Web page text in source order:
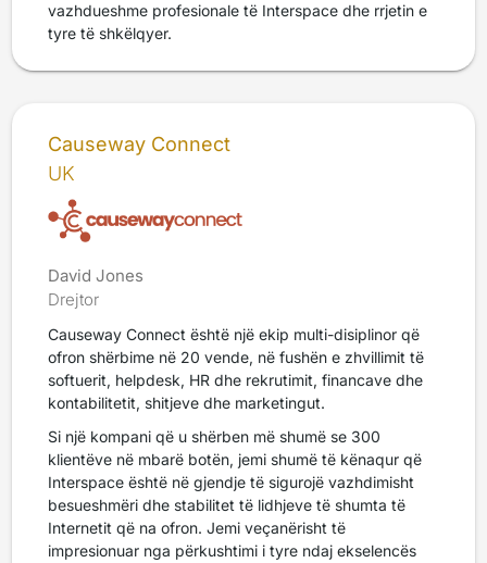
vazhdueshme profesionale të Interspace dhe rrjetin e
tyre të shkëlqyer.
Causeway Connect
UK
David Jones
Drejtor
Causeway Connect është një ekip multi-disiplinor që
ofron shërbime në 20 vende, në fushën e zhvillimit të
softuerit, helpdesk, HR dhe rekrutimit, financave dhe
kontabilitetit, shitjeve dhe marketingut.
Si një kompani që u shërben më shumë se 300
klientëve në mbarë botën, jemi shumë të kënaqur që
Interspace është në gjendje të sigurojë vazhdimisht
besueshmëri dhe stabilitet të lidhjeve të shumta të
Internetit që na ofron. Jemi veçanërisht të
impresionuar nga përkushtimi i tyre ndaj ekselencës